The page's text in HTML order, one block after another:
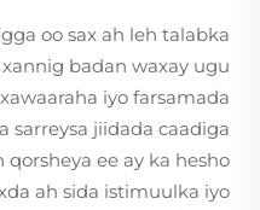
oo sax ah leh talabka
badan waxay ugu
iyo farsamada
sarreysa jiidada caadiga
ee ay ka hesho
ah sida istimuulka iyo